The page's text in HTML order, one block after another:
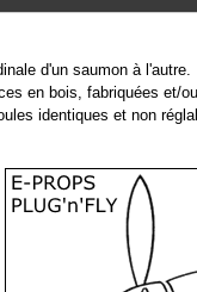
d'un saumon à l'autre.
en bois, fabriquées et/
identiques et non